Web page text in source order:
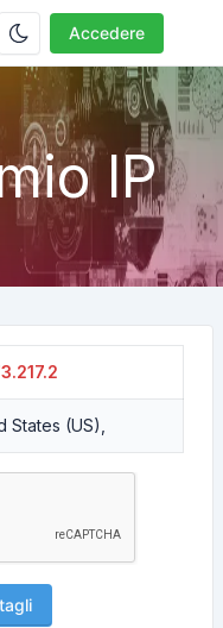
Accedere
IP
States (US),